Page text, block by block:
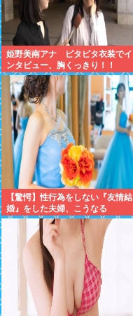
姫野美南アナ ピタピタ衣装でイ
ンタビュー、胸くっきり！！
【GIF動画あり】
【驚愕】性行為をしない『友情結
婚』をした夫婦、こうなる
⇒･･･！！！